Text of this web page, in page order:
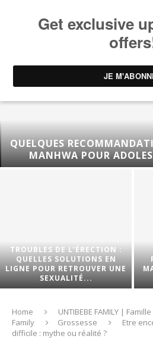
QUELQUES
MANHWA POUR
TROUBLES DE L’ÉRECTION :
QUELLES SOLUTIONS EN
LIGNE POUR RETROUVER UNE
SEXUALITÉ...
Home UNTIBEBE FAMILY |
Family
Grossesse
Etre
difficile : mythe ou réalité ?